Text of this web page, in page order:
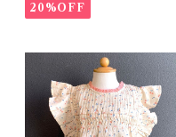
20%OFF